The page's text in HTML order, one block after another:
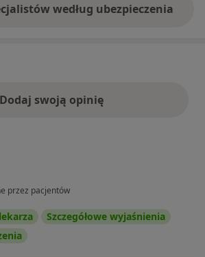
według ubezpieczenia
Dodaj swoją opinię
przez pacjentów
Szczegółowe wyjaśnienia